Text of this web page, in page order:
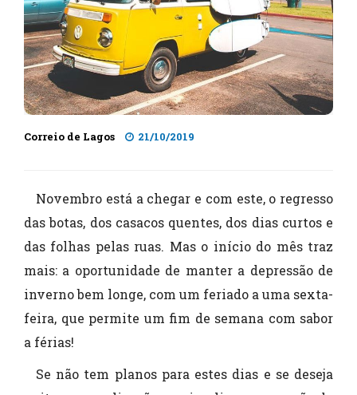
Correio de Lagos 21/10/2019
Novembro está a chegar e com este, o regresso
das botas, dos casacos quentes, dos dias curtos e
das folhas pelas ruas. Mas o início do mês traz
mais: a oportunidade de manter a depressão de
inverno bem longe, com um feriado a uma sexta-
feira, que permite um fim de semana com sabor
a férias!
Se não tem planos para estes dias e se deseja